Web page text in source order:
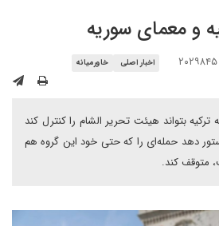
و معمای سوریه
اخبار اصلی خاورمیانه
بتواند هیئت تحریر الشام را کنترل کند
دهد حمله‌ای را که حتی خود این گروه هم
متوقف کند.